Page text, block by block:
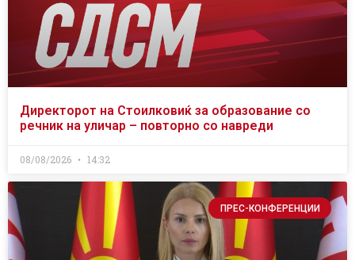
Директорот на Стоилковиќ за образование со
речник на уличар – повторно со навреди
08/08/2026 14:32
ПРЕС-КОНФЕРЕНЦИИ